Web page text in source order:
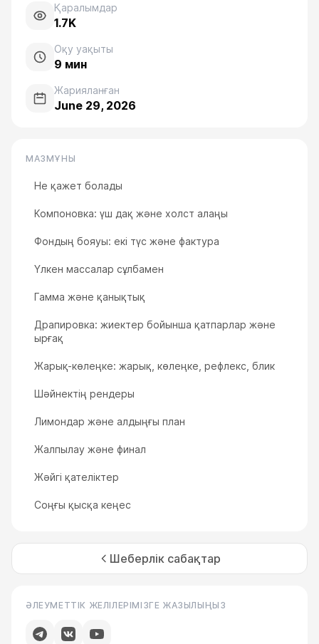
Қаралымдар
1.7K
Оқу уақыты
9 мин
Жарияланған
June 29, 2026
МАЗМҰНЫ
Не қажет болады
Компоновка: үш дақ және холст алаңы
Фондың бояуы: екі түс және фактура
Үлкен массалар сұлбамен
Гамма және қанықтық
Драпировка: жиектер бойынша қатпарлар және
ырғақ
Жарық-көлеңке: жарық, көлеңке, рефлекс, блик
Шәйнектің рендеры
Лимондар және алдыңғы план
Жалпылау және финал
Жәйгі қателіктер
Соңғы қысқа кеңес
Шеберлік сабақтар
ӘЛЕУМЕТТІК ЖЕЛІЛЕРІМІЗГЕ ЖАЗЫЛЫҢЫЗ